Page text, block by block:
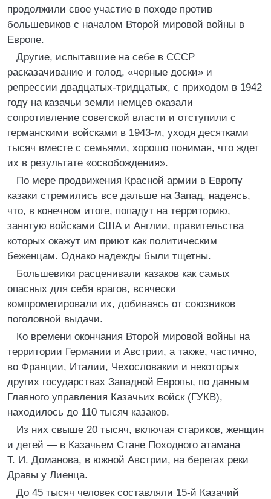
продолжили свое участие в походе против
большевиков с началом Второй мировой войны в
Европе.
Другие, испытавшие на себе в СССР
расказачивание и голод, «черные доски» и
репрессии двадцатых-тридцатых, с приходом в 1942
году на казачьи земли немцев оказали
сопротивление советской власти и отступили с
германскими войсками в 1943-м, уходя десятками
тысяч вместе с семьями, хорошо понимая, что ждет
их в результате «освобождения».
По мере продвижения Красной армии в Европу
казаки стремились все дальше на Запад, надеясь,
что, в конечном итоге, попадут на территорию,
занятую войсками США и Англии, правительства
которых окажут им приют как политическим
беженцам. Однако надежды были тщетны.
Большевики расценивали казаков как самых
опасных для себя врагов, всячески
компрометировали их, добиваясь от союзников
поголовной выдачи.
Ко времени окончания Второй мировой войны на
территории Германии и Австрии, а также, частично,
во Франции, Италии, Чехословакии и некоторых
других государствах Западной Европы, по данным
Главного управления Казачьих войск (ГУКВ),
находилось до 110 тысяч казаков.
Из них свыше 20 тысяч, включая стариков, женщин
и детей — в Казачьем Стане Походного атамана
Т. И. Доманова, в южной Австрии, на берегах реки
Дравы у Лиенца.
До 45 тысяч человек составляли 15-й Казачий